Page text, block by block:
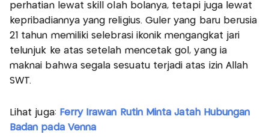
perhatian lewat skill olah bolanya, tetapi juga lewat
kepribadiannya yang religius. Guler yang baru berusia
21 tahun memiliki selebrasi ikonik mengangkat jari
telunjuk ke atas setelah mencetak gol, yang ia
maknai bahwa segala sesuatu terjadi atas izin Allah
SWT.
Lihat juga: Ferry Irawan Rutin Minta Jatah Hubungan
Badan pada Venna